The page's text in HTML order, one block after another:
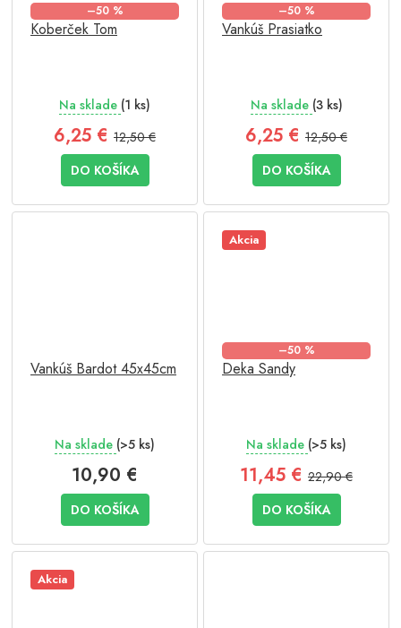
–50 %
Koberček Tom
Na sklade (1 ks)
6,25 € 12,50 €
DO KOŠÍKA
–50 %
Vankúš Prasiatko
Na sklade (3 ks)
6,25 € 12,50 €
DO KOŠÍKA
Vankúš Bardot 45x45cm
Na sklade (>5 ks)
10,90 €
DO KOŠÍKA
Akcia
–50 %
Deka Sandy
Na sklade (>5 ks)
11,45 € 22,90 €
DO KOŠÍKA
Akcia